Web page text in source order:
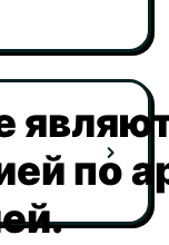
по